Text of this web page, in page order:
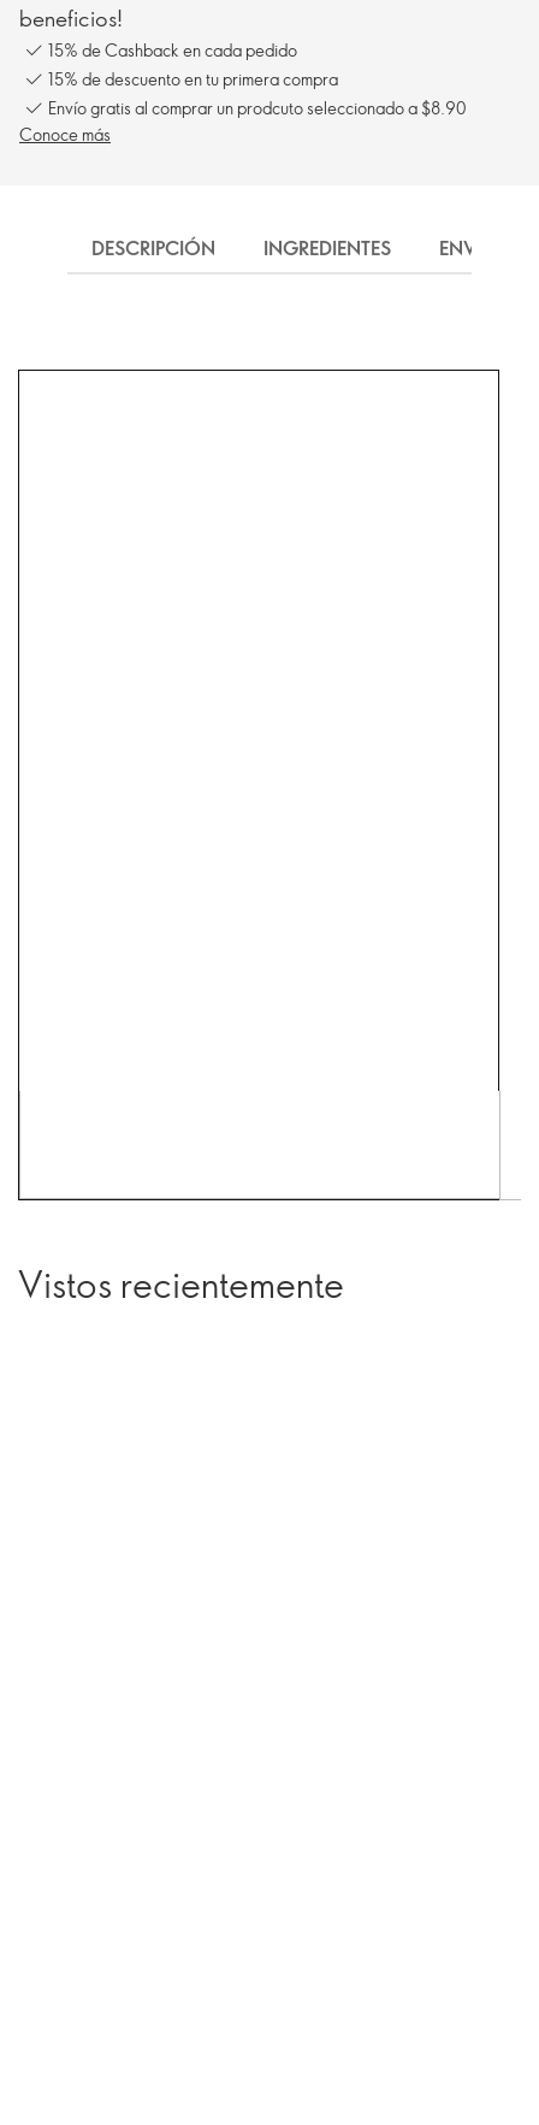
beneficios!
15% de Cashback en cada pedido
15% de descuento en tu primera compra
Envío gratis al comprar un prodcuto seleccionado a $8.90
Conoce más
DESCRIPCIÓN INGREDIENTES ENVÍO
Vistos recientemente